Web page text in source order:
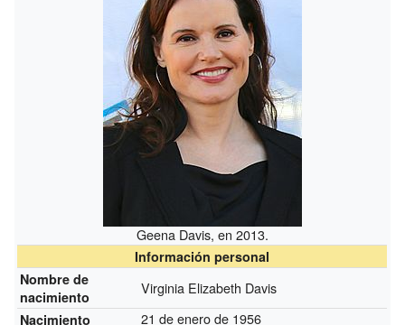
Geena Davis, en 2013.
Información personal
Nombre de
nacimiento
Virginia Elizabeth Davis
Nacimiento
21 de enero de 1956